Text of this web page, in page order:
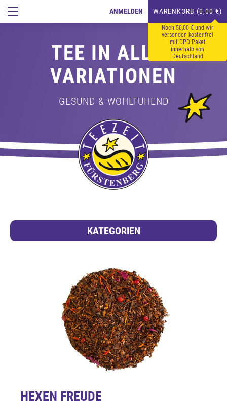
ANMELDEN WARENKORB (0,00 €)
Noch 50,00 € und wir
versenden kostenfrei
mit DPD Paket
innerhalb von
Deutschland
TEE IN ALLEN
VARIATIONEN
GESUND & WOHLTUHEND
KATEGORIEN
HEXEN FREUDE